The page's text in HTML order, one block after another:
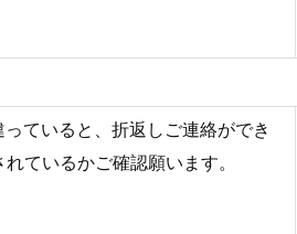
ていると、折返しご連絡ができ
ているかご確認願います。